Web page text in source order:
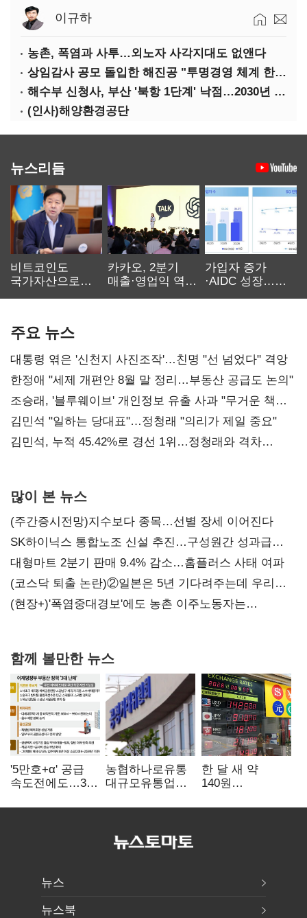
이규하
농촌, 폭염과 사투…외노자 사각지대도 없앤다
상임감사 공모 돌입한 해진공 "투명경영 체계 한층 강화"
해수부 신청사, 부산 '북항 1단계' 낙점…2030년 완공 목표
(인사)해양환경공단
뉴스리듬
비트코인도
국가자산으로…'
카카오, 2분기
매출·영업익 역대
가입자 증가
·AIDC 성장…
주요 뉴스
대통령 엮은 '신천지 사진조작'…친명 "선 넘었다" 격앙
한정애 "세제 개편안 8월 말 정리…부동산 공급도 논의"
조승래, '블루웨이브' 개인정보 유출 사과 "무거운 책임
통감"
김민석 "일하는 당대표"…정청래 "의리가 제일 중요"
김민석, 누적 45.42%로 경선 1위…정청래와 격차
많이 본 뉴스
(주간증시전망)지수보다 종목…선별 장세 이어진다
SK하이닉스 통합노조 신설 추진…구성원간 성과급
불만 확산
대형마트 2분기 판매 9.4% 감소…홈플러스 사태 여파
(코스닥 퇴출 논란)②일본은 5년 기다려주는데 우리는
당장 퇴출?…시간만으론 부족한 코스닥 구하기
(현장+)'폭염중대경보'에도 농촌 이주노동자는
함께 볼만한 뉴스
'5만호+α' 공급
속도전에도…3대
농협하나로유통
대규모유통업법
공정위, 과징금
부과
한 달 새 약
140원
엔저'에 원화
뉴스
뉴스북